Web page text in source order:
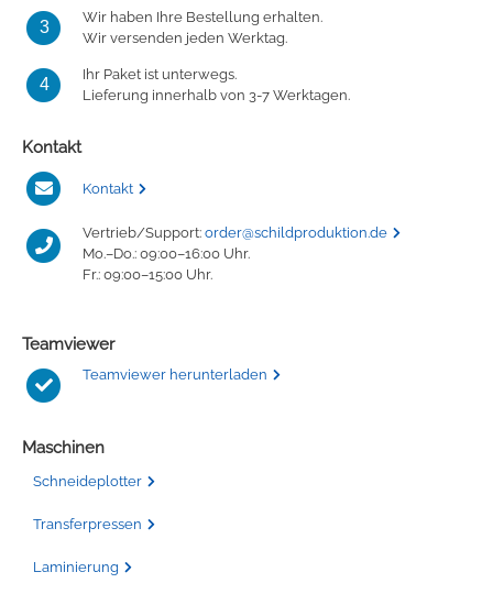
3
Wir haben Ihre Bestellung erhalten.
Wir versenden jeden Werktag.
4
Ihr Paket ist unterwegs.
Lieferung innerhalb von 3-7 Werktagen.
Kontakt
Kontakt
Vertrieb/Support: order@schildproduktion.de
Mo.–Do.: 09:00–16:00 Uhr.
Fr.: 09:00–15:00 Uhr.
Teamviewer
Teamviewer herunterladen
Maschinen
Schneideplotter
Transferpressen
Laminierung